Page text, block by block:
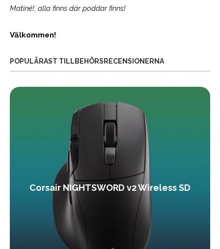
Matiné!; alla finns där poddar finns!
Välkommen!
POPULÄRAST TILLBEHÖRSRECENSIONERNA
Corsair NIGHTSWORD v2 Wireless SD